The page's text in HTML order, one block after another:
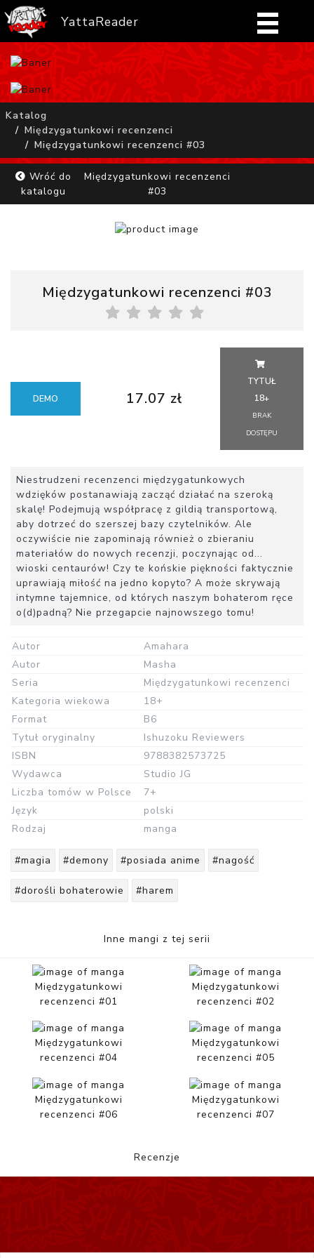
YattaReader
Home
FAQ
Mangi
Katalog
Międzygatunkowi recenzenci
Międzygatunkowi recenzenci #03
Wróć do
katalogu
Międzygatunkowi recenzenci
#03
Międzygatunkowi recenzenci #03
DEMO 17.07 zł
TYTUŁ
18+
BRAK
DOSTĘPU
Niestrudzeni recenzenci międzygatunkowych
wdzięków postanawiają zacząć działać na szeroką
skalę! Podejmują współpracę z gildią transportową,
aby dotrzeć do szerszej bazy czytelników. Ale
oczywiście nie zapominają również o zbieraniu
materiałów do nowych recenzji, poczynając od...
wioski centaurów! Czy te końskie piękności faktycznie
uprawiają miłość na jedno kopyto? A może skrywają
intymne tajemnice, od których naszym bohaterom ręce
o(d)padną? Nie przegapcie najnowszego tomu!
Autor
Amahara
Autor
Masha
Seria
Międzygatunkowi recenzenci
Kategoria wiekowa
18+
Format
B6
Tytuł oryginalny
Ishuzoku Reviewers
ISBN
9788382573725
Wydawca
Studio JG
Liczba tomów w Polsce
7+
Język
polski
Rodzaj
manga
#magia #demony #posiada anime #nagość
#dorośli bohaterowie #harem
Inne mangi z tej serii
Międzygatunkowi
recenzenci #01
Międzygatunkowi
recenzenci #02
Międzygatunkowi
recenzenci #04
Międzygatunkowi
recenzenci #05
Międzygatunkowi
recenzenci #06
Międzygatunkowi
recenzenci #07
Recenzje